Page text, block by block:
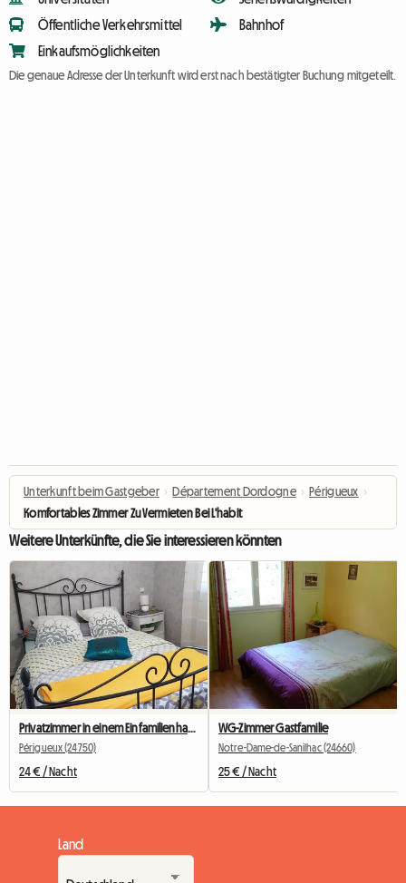
Öffentliche Verkehrsmittel
Einkaufsmöglichkeiten
Bahnhof
Die genaue Adresse der Unterkunft wird erst nach bestätigter Buchung mitgeteilt.
Unterkunft beim Gastgeber › Département Dordogne › Périgueux ›
Komfortables Zimmer Zu Vermieten Bei L'habit
Weitere Unterkünfte, die Sie interessieren könnten
Privatzimmer in einem Einfamilienhaus in Périgueux
Périgueux (24750)
24 € / Nacht
WG-Zimmer Gastfamilie
Notre-Dame-de-Sanilhac (24660)
25 € / Nacht
Land